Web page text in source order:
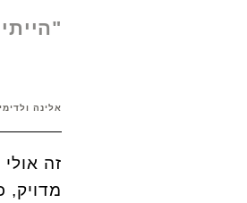
אלינה
זה
מדויק,